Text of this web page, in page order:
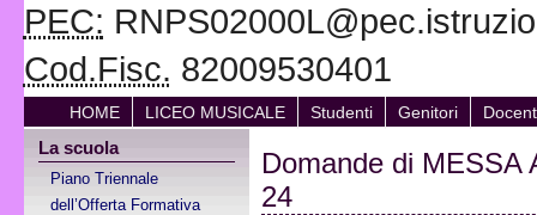
PEC:
Cod.Fisc. 82009530401
HOME LICEO MUSICALE Studenti Genitori
La scuola
Piano Triennale
dell’Offerta Formativa
Domande di MESSA
24